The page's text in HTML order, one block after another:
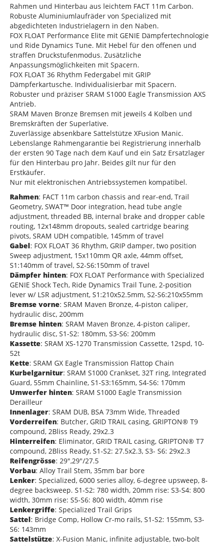
Rahmen und Hinterbau aus leichtem FACT 11m Carbon.
Robuste Aluminiumlaufräder von Specialized mit
abgedichteten Industrielagern in den Naben.
FOX FLOAT Performance Elite mit GENIE Dämpfertechnologie
und Ride Dynamics Tune. Mit Hebel für den offenen und
straffen Druckstufenmodus. Zusätzliche
Anpassungsmöglichkeiten mit Spacern.
FOX FLOAT 36 Rhythm Federgabel mit GRIP
Dämpferkartusche. Individualisierbar mit Spacern.
Robuster und präziser SRAM S1000 Eagle Transmission AXS
Antrieb.
SRAM Maven Bronze Bremsen mit jeweils 4 Kolben und
Bremskräften der Superlative.
Zuverlässige absenkbare Sattelstütze XFusion Manic.
Lebenslange Rahmengarantie bei Registrierung innerhalb
der ersten 90 Tage nach dem Kauf und ein Satz Ersatzlager
für den Hinterbau pro Jahr. Beides gilt nur für den
Erstkäufer.
Nur mit elektronischen Antriebssystemen kompatibel.
Rahmen: FACT 11m carbon chassis and rear-end, Trail
Geometry, SWAT™ Door integration, head tube angle
adjustment, threaded BB, internal brake and dropper cable
routing, 12x148mm dropouts, sealed cartridge bearing
pivots, SRAM UDH compatible, 145mm of travel
Gabel: FOX FLOAT 36 Rhythm, GRIP damper, two position
Sweep adjustment, 15x110mm QR axle, 44mm offset,
S1:140mm of travel, S2-S6:150mm of travel
Dämpfer hinten: FOX FLOAT Performance with Specialized
GENIE Shock Tech, Ride Dynamics Trail Tune, 2-position
lever w/ LSR adjustment, S1:210x52.5mm, S2-S6:210x55mm
Bremse vorne: SRAM Maven Bronze, 4-piston caliper,
hydraulic disc, 200mm
Bremse hinten: SRAM Maven Bronze, 4-piston caliper,
hydraulic disc, S1-S2: 180mm, S3-S6: 200mm
Kassette: SRAM XS-1270 Transmission Cassette, 12spd, 10-
52t
Kette: SRAM GX Eagle Transmission Flattop Chain
Kurbelgarnitur: SRAM S1000 Crankset, 32T ring, Integrated
Guard, 55mm Chainline, S1-S3:165mm, S4-S6: 170mm
Umwerfer hinten: SRAM S1000 Eagle Transmission
Derailleur
Innenlager: SRAM DUB, BSA 73mm Wide, Threaded
Vorderreifen: Butcher, GRID TRAIL casing, GRIPTON® T9
compound, 2Bliss Ready, 29x2.3
Hinterreifen: Eliminator, GRID TRAIL casing, GRIPTON® T7
compound, 2Bliss Ready, S1-S2: 27.5x2.3, S3- S6: 29x2.3
Reifengrösse: 29",29"/27.5
Vorbau: Alloy Trail Stem, 35mm bar bore
Lenker: Specialized, 6000 series alloy, 6-degree upsweep, 8-
degree backsweep. S1-S2: 780 width, 20mm rise: S3-S4: 800
width, 30mm rise: S5-S6: 800 width, 40mm rise
Lenkergriffe: Specialized Trail Grips
Sattel: Bridge Comp, Hollow Cr-mo rails, S1-S2: 155mm, S3-
S6: 143mm
Sattelstütze: X-Fusion Manic, infinite adjustable, two-bolt